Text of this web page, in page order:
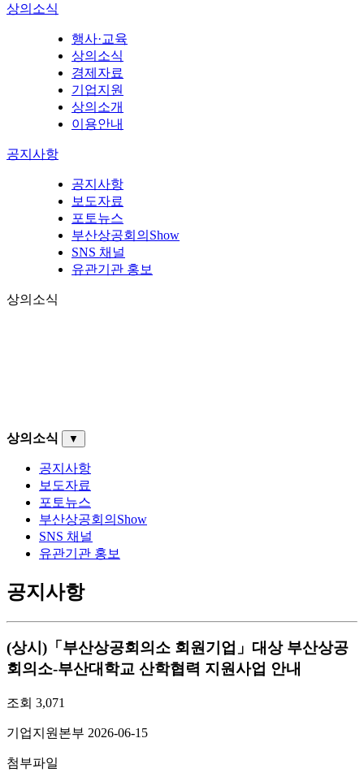
상의소식
행사·교육
상의소식
경제자료
기업지원
상의소개
이용안내
공지사항
공지사항
보도자료
포토뉴스
부산상공회의Show
SNS 채널
유관기관 홍보
상의소식
상의소식 ▼
공지사항
보도자료
포토뉴스
부산상공회의Show
SNS 채널
유관기관 홍보
공지사항
(상시)「부산상공회의소 회원기업」대상 부산상공
회의소-부산대학교 산학협력 지원사업 안내
조회 3,071
기업지원본부 2026-06-15
첨부파일